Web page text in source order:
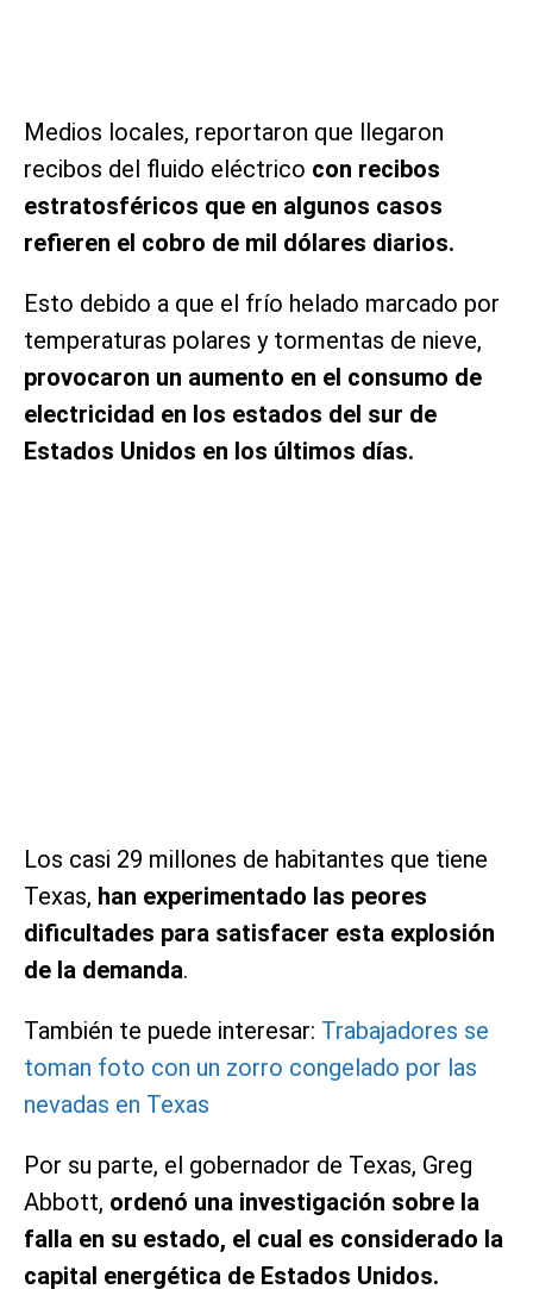
Medios locales, reportaron que llegaron
recibos del fluido eléctrico con recibos
estratosféricos que en algunos casos
refieren el cobro de mil dólares diarios.
Esto debido a que el frío helado marcado por
temperaturas polares y tormentas de nieve,
provocaron un aumento en el consumo de
electricidad en los estados del sur de
Estados Unidos en los últimos días.
Los casi 29 millones de habitantes que tiene
Texas, han experimentado las peores
dificultades para satisfacer esta explosión
de la demanda.
También te puede interesar: Trabajadores se
toman foto con un zorro congelado por las
nevadas en Texas
Por su parte, el gobernador de Texas, Greg
Abbott, ordenó una investigación sobre la
falla en su estado, el cual es considerado la
capital energética de Estados Unidos.